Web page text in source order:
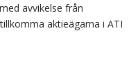
avvikelse från
aktieägarna i ATI